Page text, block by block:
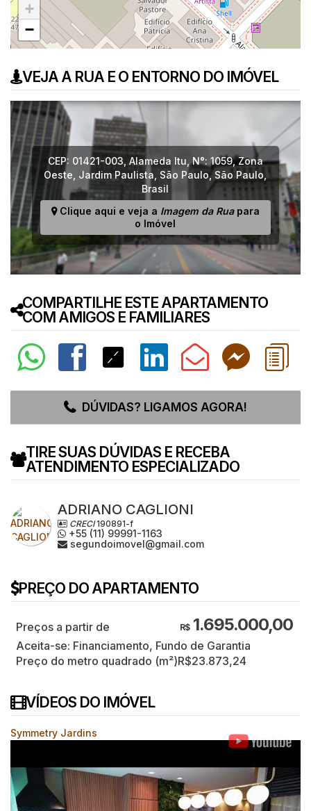
+
−
VEJA A RUA E O ENTORNO DO IMÓVEL
CEP: 01421-003 ,Alameda Itu ,N°: 1059,Zona
Oeste Jardim Paulista São Paulo,São Paulo
Brasil
Clique aqui e veja a Imagem da Ruapara
o Imóvel
COMPARTILHE ESTE APARTAMENTO
COM AMIGOS E FAMILIARES
DÚVIDAS? LIGAMOS AGORA!
TIRE SUAS DÚVIDAS E RECEBA
ATENDIMENTO ESPECIALIZADO
ADRIANO CAGLIONI
CRECI190891-f
+55 (11) 99991-1163
segundoimovel@gmail.com
PREÇO DO APARTAMENTO
R$1.695.000,00
Aceita-se: Financiamento, Fundo de Garantia
Preço do metro quadrado (m²)R$23.873,24
VÍDEOS DO IMÓVEL
Symmetry Jardins